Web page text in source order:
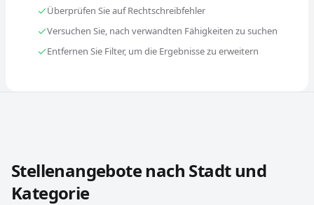
Überprüfen Sie auf Rechtschreibfehler
Versuchen Sie, nach verwandten Fähigkeiten zu suchen
Entfernen Sie Filter, um die Ergebnisse zu erweitern
Stellenangebote nach Stadt und
Kategorie